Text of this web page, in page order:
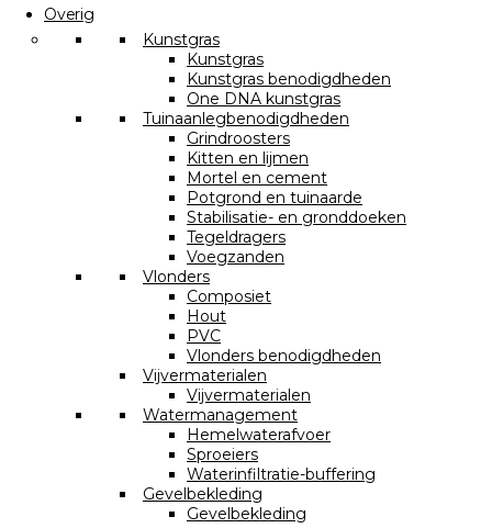
Overig
Kunstgras
Kunstgras
Kunstgras benodigdheden
One DNA kunstgras
Tuinaanlegbenodigdheden
Grindroosters
Kitten en lijmen
Mortel en cement
Potgrond en tuinaarde
Stabilisatie- en gronddoeken
Tegeldragers
Voegzanden
Vlonders
Composiet
Hout
PVC
Vlonders benodigdheden
Vijvermaterialen
Vijvermaterialen
Watermanagement
Hemelwaterafvoer
Sproeiers
Waterinfiltratie-buffering
Gevelbekleding
Gevelbekleding